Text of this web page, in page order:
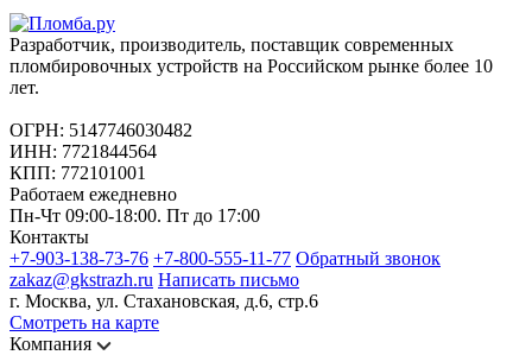
Разработчик, производитель, поставщик современных
пломбировочных устройств на Российском рынке более 10
лет.
ОГРН: 5147746030482
ИНН: 7721844564
КПП: 772101001
Работаем ежедневно
Пн-Чт 09:00-18:00. Пт до 17:00
Контакты
+7-903-138-73-76 +7-800-555-11-77 Обратный звонок
zakaz@gkstrazh.ru Написать письмо
г. Москва, ул. Стахановская, д.6, стр.6
Смотреть на карте
Компания